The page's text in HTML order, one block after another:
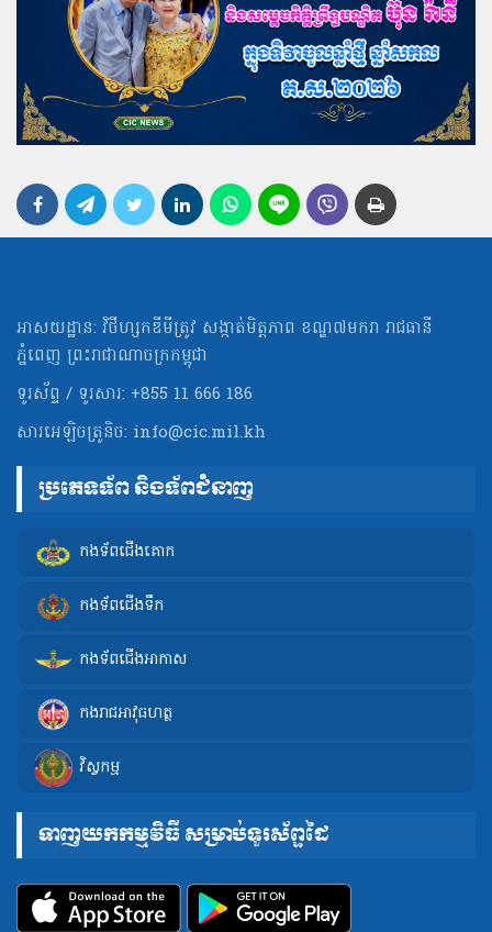
អាសយដ្ឋាន: វិថីហ្សកឌីមីត្រូវ សង្កាត់មិត្ដភាព ខណ្ឌ៧មករា រាជធានី
ភ្នំពេញ ព្រះរាជាណាចក្រកម្ពុជា
ទូរស័ព្ទ / ទូរសារ: +855 11 666 186
សារអេឡិចត្រូនិច: info@cic.mil.kh
ប្រភេទទ័ព និងទ័ពជំនាញ
កងទ័ពជើងគោក
កងទ័ពជើងទឹក
កងទ័ពជើងអាកាស
កងរាជអាវុធហត្ថ
វិស្វកម្ម
ទាញយកកម្មវិធី សម្រាប់ទូរស័ព្ទដៃ